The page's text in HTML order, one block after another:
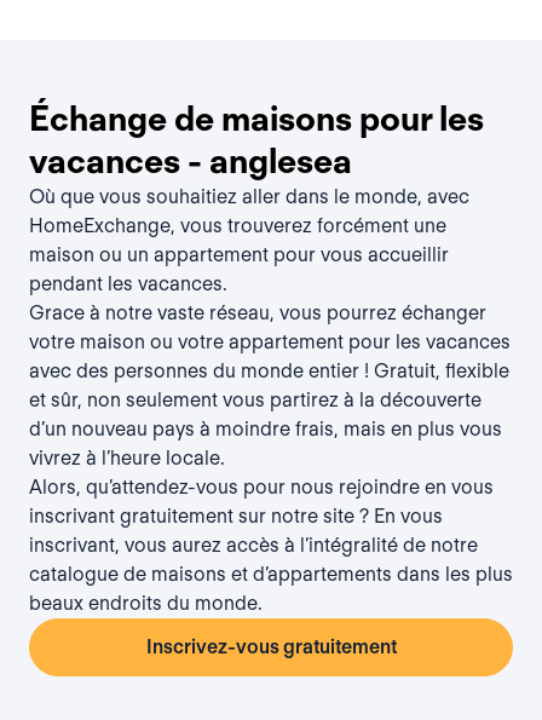
Échange de maisons pour les
vacances - anglesea
Où que vous souhaitiez aller dans le monde, avec
HomeExchange, vous trouverez forcément une
maison ou un appartement pour vous accueillir
pendant les vacances.
Grace à notre vaste réseau, vous pourrez échanger
votre maison ou votre appartement pour les vacances
avec des personnes du monde entier ! Gratuit, flexible
et sûr, non seulement vous partirez à la découverte
d’un nouveau pays à moindre frais, mais en plus vous
vivrez à l’heure locale.
Alors, qu’attendez-vous pour nous rejoindre en vous
inscrivant gratuitement sur notre site ? En vous
inscrivant, vous aurez accès à l’intégralité de notre
catalogue de maisons et d’appartements dans les plus
beaux endroits du monde.
Inscrivez-vous gratuitement